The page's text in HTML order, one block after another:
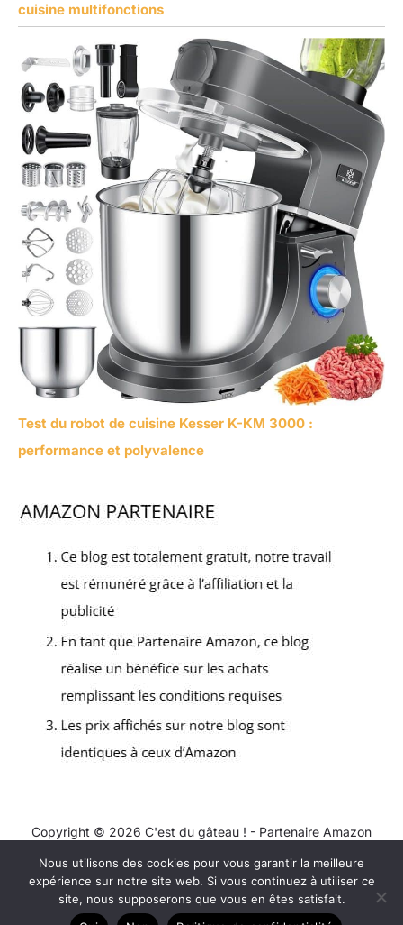
cuisine multifonctions
Test du robot de cuisine Kesser K-KM 3000 :
performance et polyvalence
Copyright © 2026 C'est du gâteau ! - Partenaire Amazon
Contact
Mentions légales
Politique de confidentialité
Nous utilisons des cookies pour vous garantir la meilleure
expérience sur notre site web. Si vous continuez à utiliser ce
site, nous supposerons que vous en êtes satisfait.